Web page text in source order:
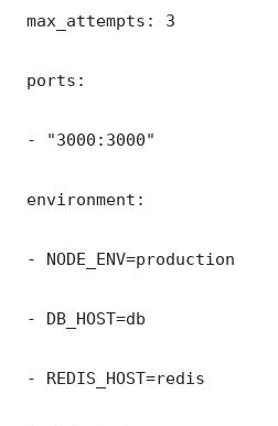
max_attempts: 3
ports:
- "3000:3000"
environment:
- NODE_ENV=production
- DB_HOST=db
- REDIS_HOST=redis